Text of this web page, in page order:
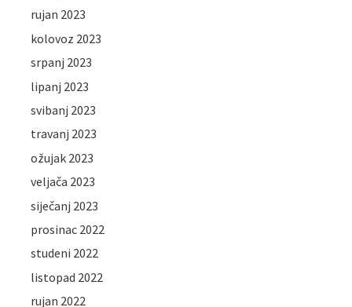
rujan 2023
kolovoz 2023
srpanj 2023
lipanj 2023
svibanj 2023
travanj 2023
ožujak 2023
veljača 2023
siječanj 2023
prosinac 2022
studeni 2022
listopad 2022
rujan 2022